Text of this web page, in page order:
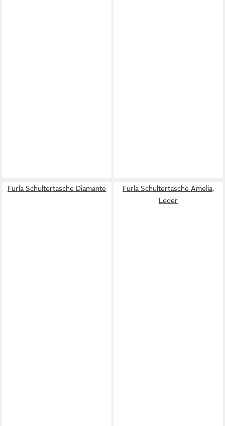
Furla Schultertasche Diamante
Furla Schultertasche Amelia,
Leder